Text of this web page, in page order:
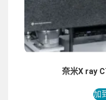
奈米X ray
加